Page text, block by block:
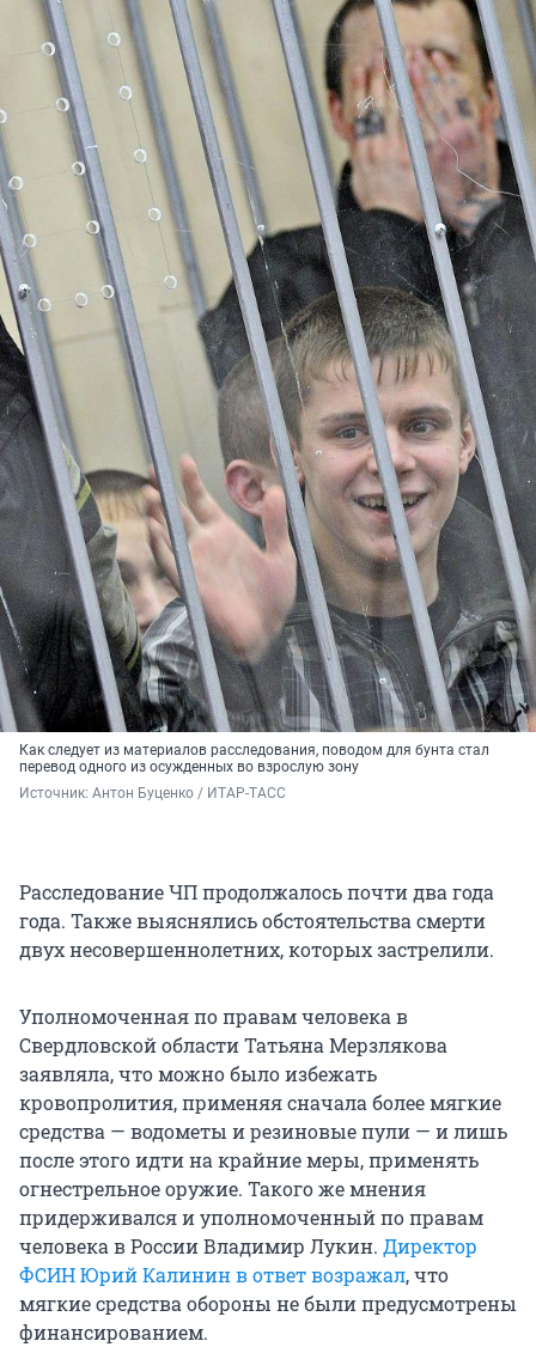
Как следует из материалов расследования, поводом для бунта стал
перевод одного из осужденных во взрослую зону
Источник: Антон Буценко / ИТАР-ТАСС
Расследование ЧП продолжалось почти два года
года. Также выяснялись обстоятельства смерти
двух несовершеннолетних, которых застрелили.
Уполномоченная по правам человека в
Свердловской области Татьяна Мерзлякова
заявляла, что можно было избежать
кровопролития, применяя сначала более мягкие
средства — водометы и резиновые пули — и лишь
после этого идти на крайние меры, применять
огнестрельное оружие. Такого же мнения
придерживался и уполномоченный по правам
человека в России Владимир Лукин. Директор
ФСИН Юрий Калинин в ответ возражал, что
мягкие средства обороны не были предусмотрены
финансированием.